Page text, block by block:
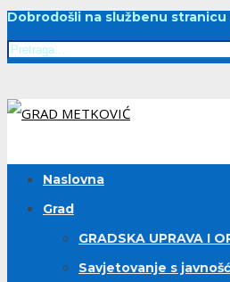
Dobrodošli na službenu stranicu
Naslovna
Grad
GRADSKA UPRAVA I
Savjetovanje s